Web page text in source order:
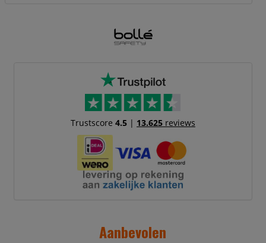
Trustscore 4.5| 13.625reviews
Aanbevolen